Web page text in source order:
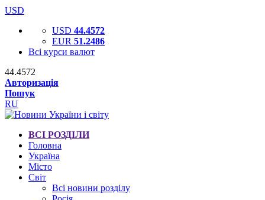
USD
USD 44.4572
EUR 51.2486
Всі курси валют
44.4572
Авторизація
Пошук
RU
ВСІ РОЗДІЛИ
Головна
Україна
Місто
Світ
Всі новини розділу